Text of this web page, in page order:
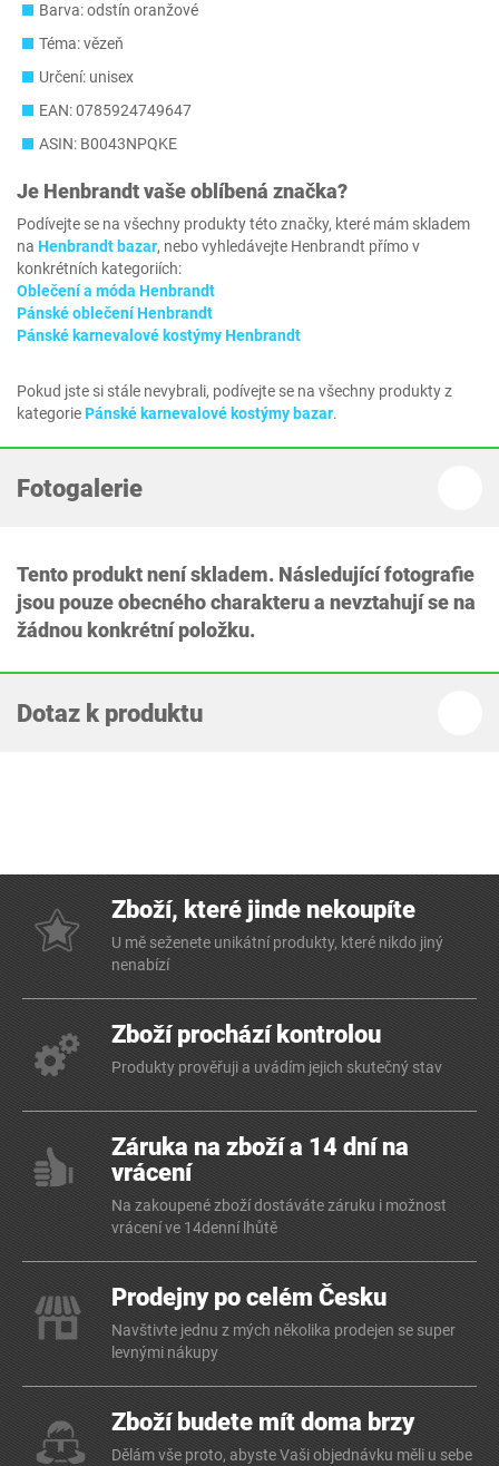
Barva: odstín oranžové
Téma: vězeň
Určení: unisex
EAN: 0785924749647
ASIN: B0043NPQKE
Je Henbrandtvaše oblíbená značka?
Podívejte se na všechny produkty této značky, které mám skladem
na Henbrandt bazar, nebo vyhledávejte Henbrandt přímo v
konkrétních kategoriích:
Oblečení a móda Henbrandt
Pánské oblečení Henbrandt
Pánské karnevalové kostýmy Henbrandt
Pokud jste si stále nevybrali, podívejte se na všechny produkty z
kategoriePánské karnevalové kostýmy bazar.
Fotogalerie
Tento produkt není skladem. Následující fotografie
jsou pouze obecného charakteru a nevztahují se na
žádnou konkrétní položku.
Dotaz k produktu
Zboží, které jinde nekoupíte
U mě seženete unikátní produkty, které nikdo jiný
nenabízí
Zboží prochází kontrolou
Produkty prověřuji a uvádím jejich skutečný stav
Záruka na zboží a 14 dní na
vrácení
Na zakoupené zboží dostáváte záruku i možnost
vrácení ve 14denní lhůtě
Prodejny po celém Česku
Navštivte jednu z mých několika prodejen se super
levnými nákupy
Zboží budete mít doma brzy
Dělám vše proto, abyste Vaši objednávku měli u sebe